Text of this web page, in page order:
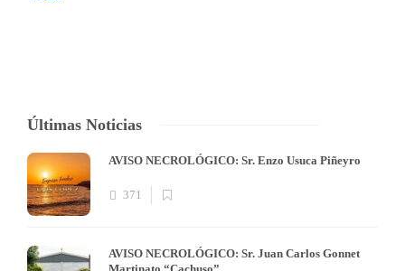
Últimas Noticias
AVISO NECROLÓGICO: Sr. Enzo Usuca Piñeyro
371
AVISO NECROLÓGICO: Sr. Juan Carlos Gonnet